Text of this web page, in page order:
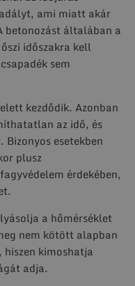
ami miatt akár
betonozást általában a
időszakra kell
sem
kezdődik. Azonban
az idő, és
esetekben
plusz
érdekében,
a hőmérséklet
nem kötött alapban
hiszen kimoshatja
adja.